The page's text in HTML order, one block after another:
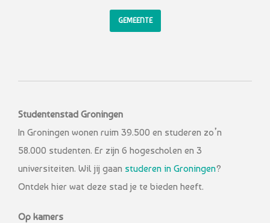
GEMEENTE
Studentenstad Groningen
In Groningen wonen ruim 39.500 en studeren zo’n
58.000 studenten. Er zijn 6 hogescholen en 3
universiteiten. Wil jij gaan studeren in Groningen?
Ontdek hier wat deze stad je te bieden heeft.
Op kamers